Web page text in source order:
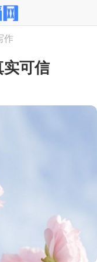
作
实可信